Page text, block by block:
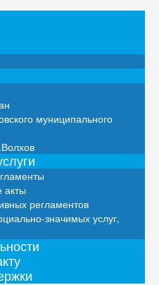
муниципального
акты
регламентов
значимых услуг,